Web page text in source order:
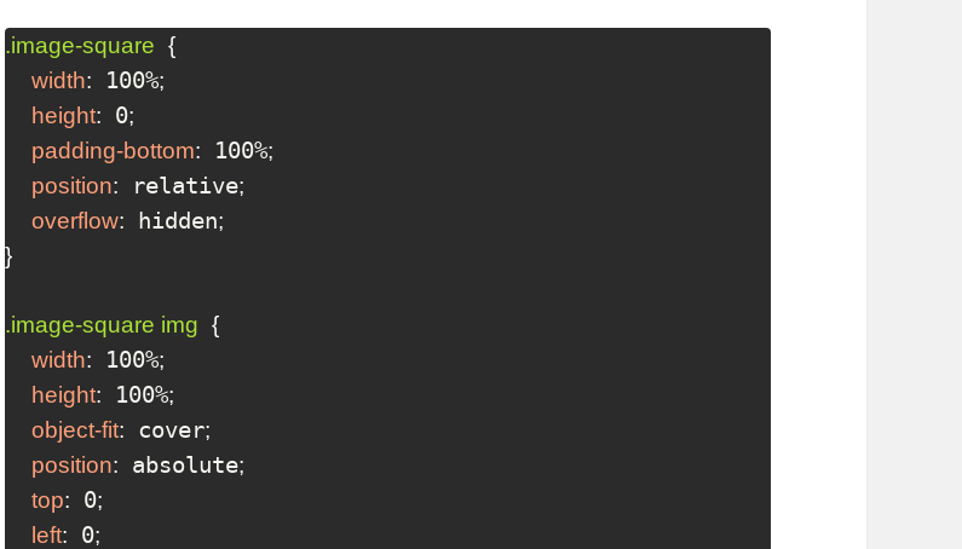
.image-square {
width: 100%;
height: 0;
padding-bottom: 100%;
position: relative;
overflow: hidden;
}
.image-square img {
width: 100%;
height: 100%;
object-fit: cover;
position: absolute;
top: 0;
left: 0;